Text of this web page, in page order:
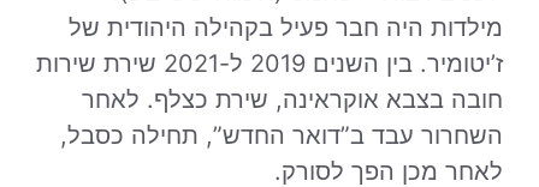
מילדות היה חבר פעיל בקהילה היהודית של
ז’יטומיר. בין השנים 2019 ל-2021 שירת שירות
חובה בצבא אוקראינה, שירת כצלף. לאחר
השחרור עבד ב”דואר החדש”, תחילה כסבל,
לאחר מכן הפך לסורק.